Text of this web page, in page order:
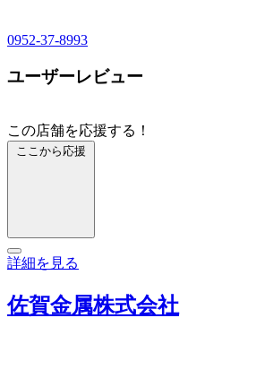
0952-37-8993
ユーザーレビュー
この店舗を応援する！
ここから応援
詳細を見る
佐賀金属株式会社